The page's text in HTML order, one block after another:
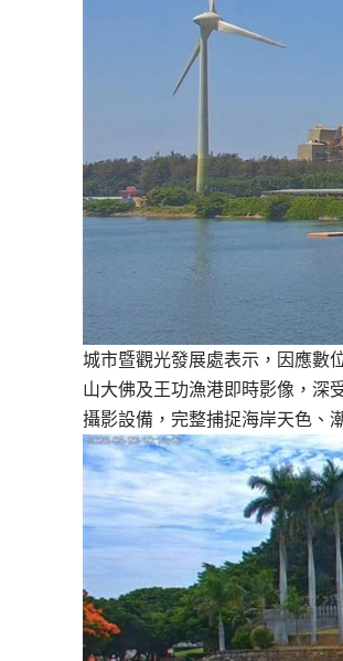
城市暨觀光發展處表示，因應數
山大佛及王功漁港即時影像，深
攝影設備，完整捕捉海岸天色、